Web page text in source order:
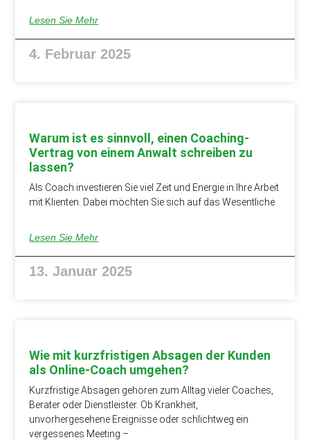
Lesen Sie Mehr
4. Februar 2025
Warum ist es sinnvoll, einen Coaching-
Vertrag von einem Anwalt schreiben zu
lassen?
Als Coach investieren Sie viel Zeit und Energie in Ihre Arbeit
mit Klienten. Dabei möchten Sie sich auf das Wesentliche
Lesen Sie Mehr
13. Januar 2025
Wie mit kurzfristigen Absagen der Kunden
als Online-Coach umgehen?
Kurzfristige Absagen gehören zum Alltag vieler Coaches,
Berater oder Dienstleister. Ob Krankheit,
unvorhergesehene Ereignisse oder schlichtweg ein
vergessenes Meeting –